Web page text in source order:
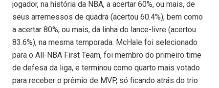
jogador, na história da NBA, a acertar 60%, ou mais, de
seus arremessos de quadra (acertou 60.4%), bem como
a acertar 80%, ou mais, da linha do lance-livre (acertou
83.6%), na mesma temporada. McHale foi selecionado
para o All-NBA First Team, foi membro do primeiro time
de defesa da liga, e terminou como quarto mais votado
para receber o prêmio de MVP, só ficando atrás do trio